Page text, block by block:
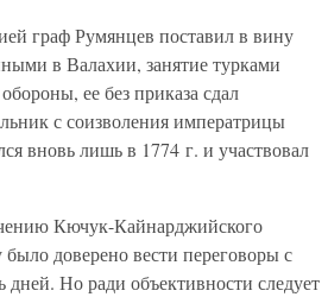
граф Румянцев поставил в вину
в Валахии, занятие турками
ее без приказа сдал
с соизволения императрицы
вновь лишь в 1774 г. и участвовал
Кючук-Кайнарджийского
доверено вести переговоры с
Но ради объективности следует